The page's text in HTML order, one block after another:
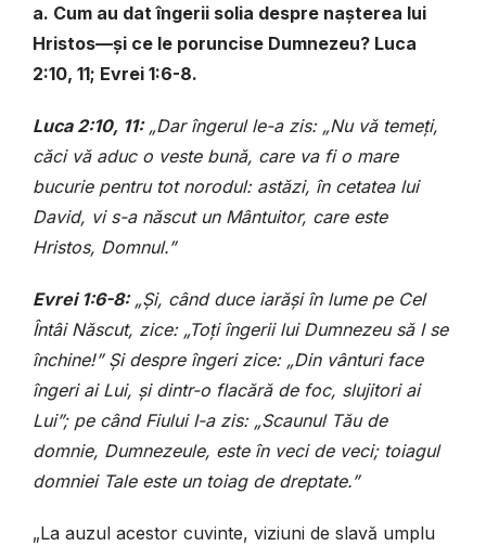
a. Cum au dat îngerii solia despre nașterea lui
Hristos—și ce le poruncise Dumnezeu? Luca
2:10, 11; Evrei 1:6-8.
Luca 2:10, 11:„Dar îngerul le-a zis: „Nu vă temeți,
căci vă aduc o veste bună, care va fi o mare
bucurie pentru tot norodul: astăzi, în cetatea lui
David, vi s-a născut un Mântuitor, care este
Hristos, Domnul.”
Evrei 1:6-8:„Și, când duce iarăși în lume pe Cel
Întâi Născut, zice: „Toți îngerii lui Dumnezeu să I se
închine!” Și despre îngeri zice: „Din vânturi face
îngeri ai Lui, și dintr-o flacără de foc, slujitori ai
Lui”; pe când Fiului I-a zis: „Scaunul Tău de
domnie, Dumnezeule, este în veci de veci; toiagul
domniei Tale este un toiag de dreptate.”
„La auzul acestor cuvinte, viziuni de slavă umplu